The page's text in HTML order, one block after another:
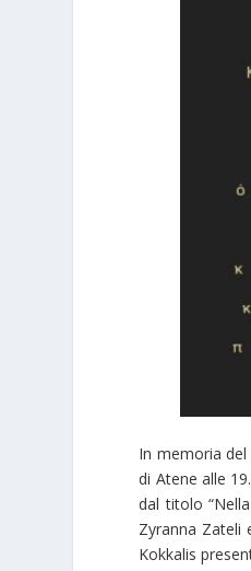
In memoria
di Atene alle
dal titolo
Zyranna Zateli
Kokkalis